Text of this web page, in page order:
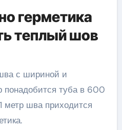
герметика
теплый шов
с шириной и
понадобится туба в 600
метр шва приходится